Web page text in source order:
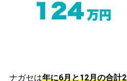
ナガセは年に6月と12月の合計